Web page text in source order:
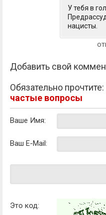
У тебя в
нацисты.
Добавить свой
Обязательно прочтите:
частые вопросы
Ваше Имя:
Ваш E-Mail:
Это код: